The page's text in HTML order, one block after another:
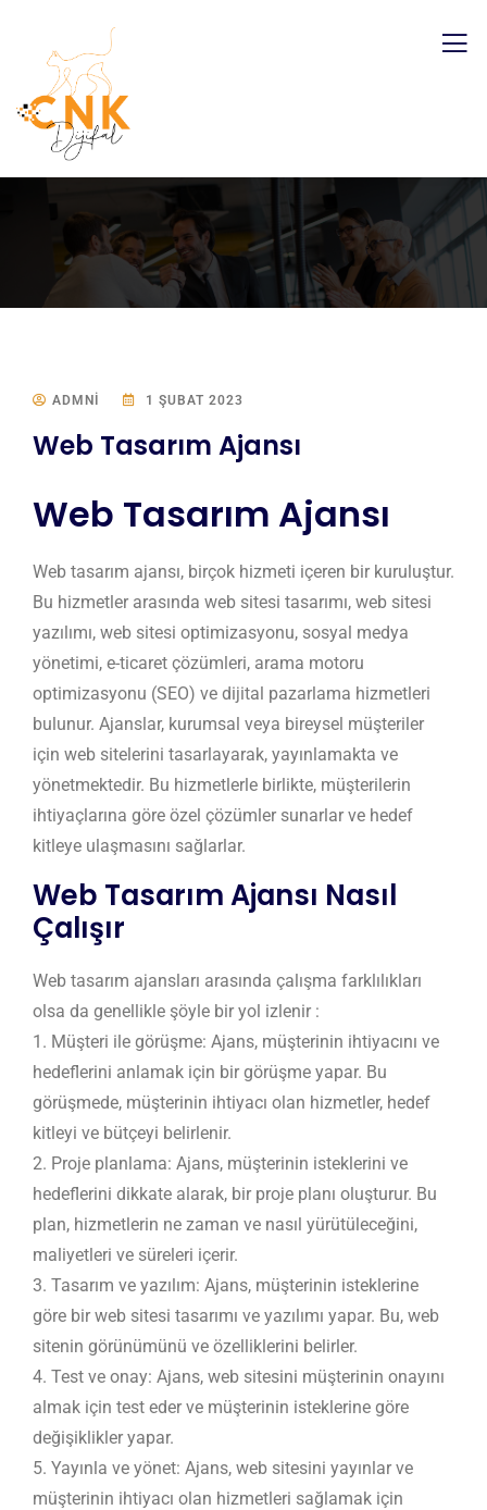
ADMNI 1 ŞUBAT 2023
Web Tasarım Ajansı
Web Tasarım Ajansı
Web tasarım ajansı, birçok hizmeti içeren bir kuruluştur.
Bu hizmetler arasında web sitesi tasarımı, web sitesi
yazılımı, web sitesi optimizasyonu, sosyal medya
yönetimi, e-ticaret çözümleri, arama motoru
optimizasyonu (SEO) ve dijital pazarlama hizmetleri
bulunur. Ajanslar, kurumsal veya bireysel müşteriler
için web sitelerini tasarlayarak, yayınlamakta ve
yönetmektedir. Bu hizmetlerle birlikte, müşterilerin
ihtiyaçlarına göre özel çözümler sunarlar ve hedef
kitleye ulaşmasını sağlarlar.
Web Tasarım Ajansı Nasıl
Çalışır
Web tasarım ajansları arasında çalışma farklılıkları
olsa da genellikle şöyle bir yol izlenir :
1. Müşteri ile görüşme: Ajans, müşterinin ihtiyacını ve
hedeflerini anlamak için bir görüşme yapar. Bu
görüşmede, müşterinin ihtiyacı olan hizmetler, hedef
kitleyi ve bütçeyi belirlenir.
2. Proje planlama: Ajans, müşterinin isteklerini ve
hedeflerini dikkate alarak, bir proje planı oluşturur. Bu
plan, hizmetlerin ne zaman ve nasıl yürütüleceğini,
maliyetleri ve süreleri içerir.
3. Tasarım ve yazılım: Ajans, müşterinin isteklerine
göre bir web sitesi tasarımı ve yazılımı yapar. Bu, web
sitenin görünümünü ve özelliklerini belirler.
4. Test ve onay: Ajans, web sitesini müşterinin onayını
almak için test eder ve müşterinin isteklerine göre
değişiklikler yapar.
5. Yayınla ve yönet: Ajans, web sitesini yayınlar ve
müşterinin ihtiyacı olan hizmetleri sağlamak için